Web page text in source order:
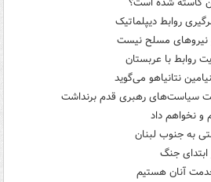
روابط دیپلماتیک
نیروهای مسلح نیست
روابط با عربستان
نتانیاهو می‌گوید
سیاست‌های رهبری قدم برنداشت
و نخواهم داد
به جنوب لبنان
آنان هستیم